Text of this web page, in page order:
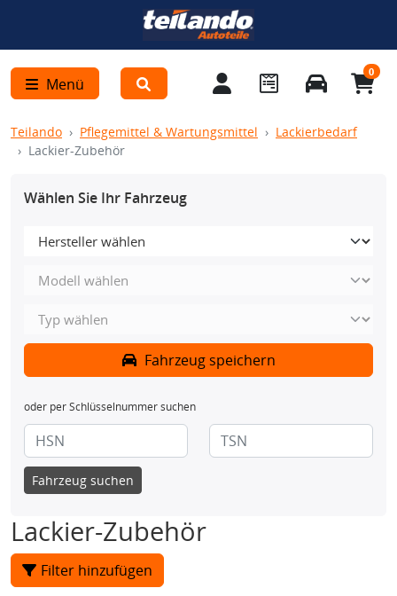
Menü
0
Teilando Pflegemittel & Wartungsmittel
Lackierbedarf
Lackier-Zubehör
Wählen Sie Ihr Fahrzeug
Fahrzeug speichern
oder per Schlüsselnummer suchen
Fahrzeug suchen
Lackier-Zubehör
Filter hinzufügen